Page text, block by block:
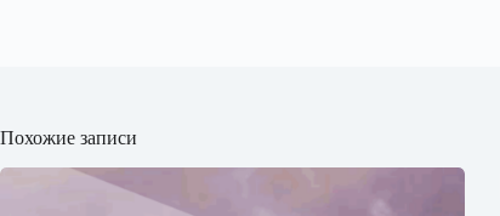
Похожие записи